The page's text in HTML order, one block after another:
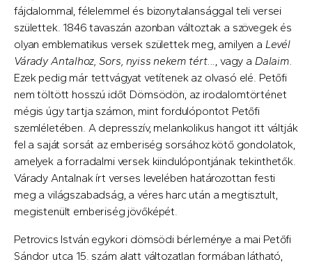
fájdalommal, félelemmel és bizonytalansággal teli versei
születtek. 1846 tavaszán azonban változtak a szövegek és
olyan emblematikus versek születtek meg, amilyen a Levél
Várady Antalhoz, Sors, nyiss nekem tért... , vagy a Dalaim.
Ezek pedig már tettvágyat vetítenek az olvasó elé. Petőfi
nem töltött hosszú időt Dömsödön, az irodalomtörténet
mégis úgy tartja számon, mint fordulópontot Petőfi
szemléletében. A depresszív, melankolikus hangot itt váltják
fel a saját sorsát az emberiség sorsához kötő gondolatok,
amelyek a forradalmi versek kiindulópontjának tekinthetők.
Várady Antalnak írt verses levelében határozottan festi
meg a világszabadság, a véres harc után a megtisztult,
megistenült emberiség jövőképét.
Petrovics István egykori dömsödi bérleménye a mai Petőfi
Sándor utca 15. szám alatt változatlan formában látható,